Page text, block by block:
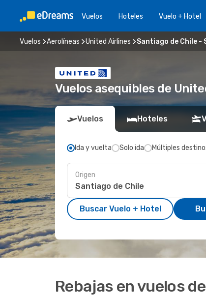
Vuelos Hoteles Vuelo + Hotel
Vuelos Aerolíneas United Airlines Santiago de Chile -
Vuelos asequibles de
Vuelos Hoteles
Ida y vuelta Solo ida Múltiples
Origen
Buscar Vuelo + Hotel
Rebajas en vuelos